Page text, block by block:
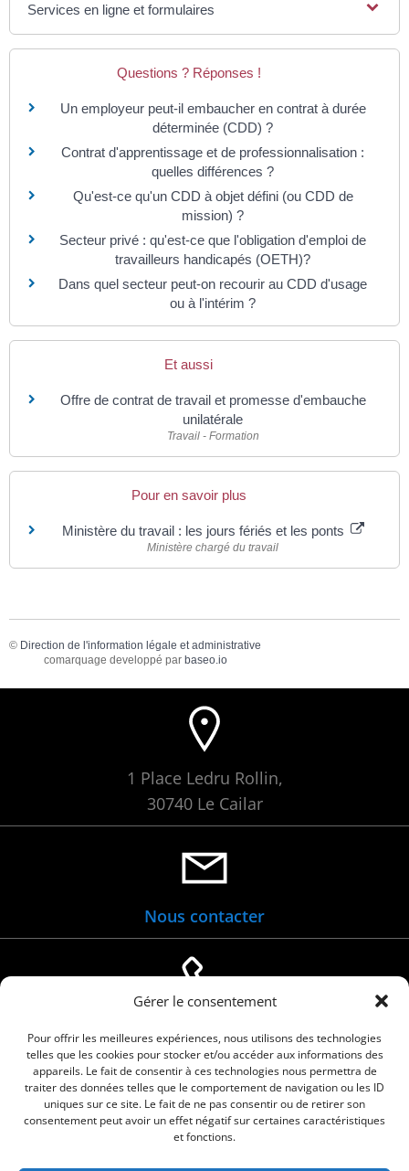
Gérer le consentement
Pour offrir les meilleures expériences, nous utilisons des technologies
telles que les cookies pour stocker et/ou accéder aux informations des
appareils. Le fait de consentir à ces technologies nous permettra de
traiter des données telles que le comportement de navigation ou les ID
uniques sur ce site. Le fait de ne pas consentir ou de retirer son
consentement peut avoir un effet négatif sur certaines caractéristiques
et fonctions.
Services en ligne et formulaires
Questions ? Réponses !
Un employeur peut-il embaucher en contrat à durée
déterminée (CDD) ?
Contrat d'apprentissage et de professionnalisation :
quelles différences ?
Qu'est-ce qu'un CDD à objet défini (ou CDD de
mission) ?
Secteur privé : qu'est-ce que l'obligation d'emploi de
travailleurs handicapés (OETH)?
Dans quel secteur peut-on recourir au CDD d'usage
ou à l'intérim ?
Et aussi
Offre de contrat de travail et promesse d'embauche
unilatérale
Travail - Formation
Pour en savoir plus
Ministère du travail : les jours fériés et les ponts
Ministère chargé du travail
© Direction de l'information légale et administrative
comarquage developpé par baseo.io
1 Place Ledru Rollin,
30740 Le Cailar
Nous contacter
04 66 88 01 05